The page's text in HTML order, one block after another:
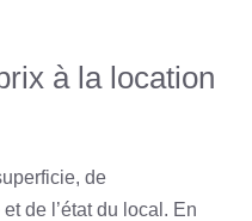
à la location
de
de l’état du local. En